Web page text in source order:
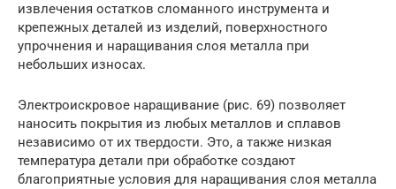
извлечения остатков сломанного инструмента и
крепежных деталей из изделий, поверхностного
упрочнения и наращивания слоя металла при
небольших износах.
Электроискровое наращивание (рис. 69) позволяет
наносить покрытия из любых металлов и сплавов
независимо от их твердости. Это, а также низкая
температура детали при обработке создают
благоприятные условия для наращивания слоя металла